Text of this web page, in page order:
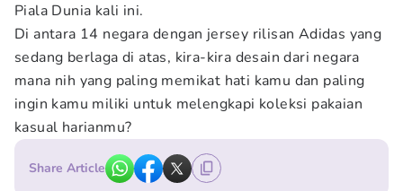
Piala Dunia kali ini.
Di antara 14 negara dengan jersey rilisan Adidas yang
sedang berlaga di atas, kira-kira desain dari negara
mana nih yang paling memikat hati kamu dan paling
ingin kamu miliki untuk melengkapi koleksi pakaian
kasual harianmu?
Share Article